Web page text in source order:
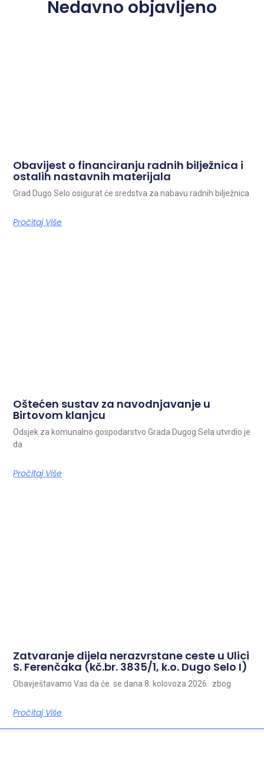
Nedavno objavljeno
Obavijest o financiranju radnih bilježnica i
ostalih nastavnih materijala
Grad Dugo Selo osigurat će sredstva za nabavu radnih bilježnica
Pročitaj Više
Oštećen sustav za navodnjavanje u
Birtovom klanjcu
Odsjek za komunalno gospodarstvo Grada Dugog Sela utvrdio je
da
Pročitaj Više
Zatvaranje dijela nerazvrstane ceste u Ulici
S. Ferenčaka (kč.br. 3835/1, k.o. Dugo Selo I)
Obavještavamo Vas da će se dana 8. kolovoza 2026. zbog
Pročitaj Više